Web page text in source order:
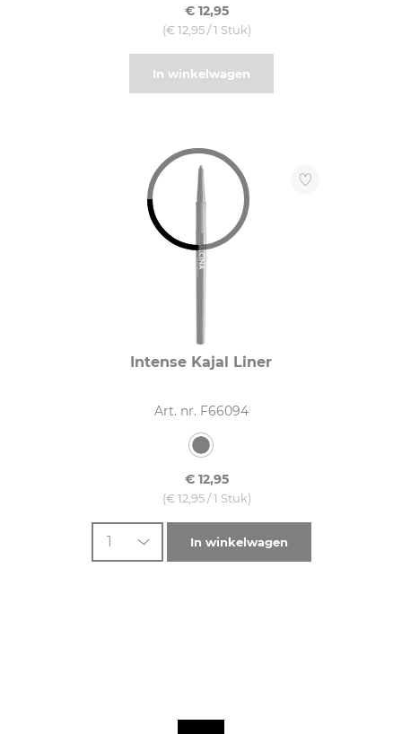
€ 12,95
(€ 12,95 / 1 Stuk)
In winkelwagen
Intense Kajal Liner
Art. nr. F66094
€ 12,95
(€ 12,95 / 1 Stuk)
1 In winkelwagen